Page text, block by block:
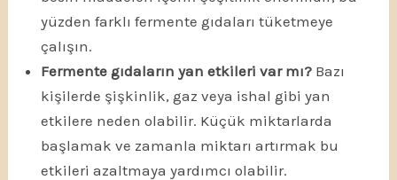
yüzden farklı fermente gıdaları tüketmeye
çalışın.
Fermente gıdaların yan etkileri var mı? Bazı
kişilerde şişkinlik, gaz veya ishal gibi yan
etkilere neden olabilir. Küçük miktarlarda
başlamak ve zamanla miktarı artırmak bu
etkileri azaltmaya yardımcı olabilir.